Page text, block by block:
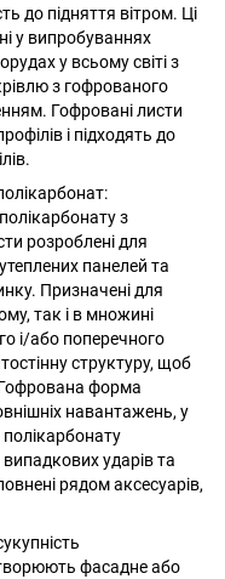
до підняття вітром. Ці
у випробуваннях
у всьому світі з
з гофрованого
Гофровані листи
і підходять до
з
розроблені для
панелей та
Призначені для
так і в множині
і/або поперечного
структуру, щоб
форма
навантажень, у
ударів та
рядом аксесуарів,
фасадне або